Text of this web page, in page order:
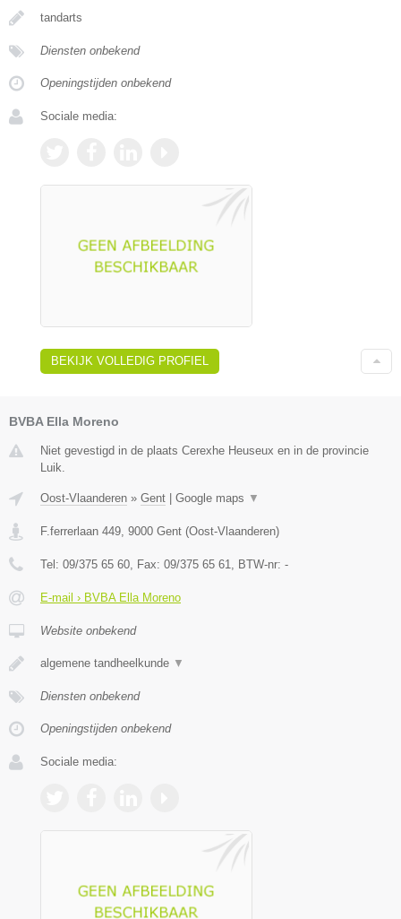
tandarts
Diensten onbekend
Openingstijden onbekend
Sociale media:
BEKIJK VOLLEDIG PROFIEL
BVBA Ella Moreno
Niet gevestigd in de plaats Cerexhe Heuseux en in de provincie
Luik.
Oost-Vlaanderen » Gent Google maps ▼
F.ferrerlaan 449, 9000 Gent (Oost-Vlaanderen)
Tel: 09/375 65 60, Fax: 09/375 65 61, BTW-nr: -
E-mail › BVBA Ella Moreno
Website onbekend
algemene tandheelkunde ▼
Diensten onbekend
Openingstijden onbekend
Sociale media: